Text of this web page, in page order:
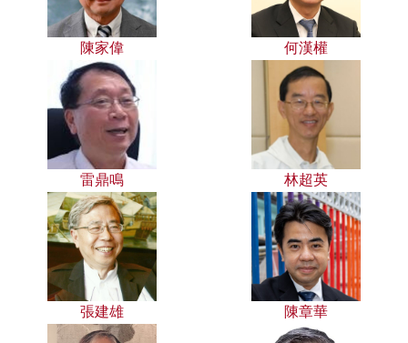
陳家偉 何漢權
雷鼎鳴 林超英
張建雄 陳章華